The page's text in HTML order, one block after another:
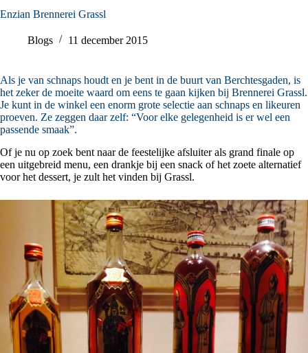
Enzian Brennerei Grassl
Blogs 11 december 2015
Als je van schnaps houdt en je bent in de buurt van Berchtesgaden, is
het zeker de moeite waard om eens te gaan kijken bij Brennerei Grassl.
Je kunt in de winkel een enorm grote selectie aan schnaps en likeuren
proeven. Ze zeggen daar zelf: “Voor elke gelegenheid is er wel een
passende smaak”.
Of je nu op zoek bent naar de feestelijke afsluiter als grand finale op
een uitgebreid menu, een drankje bij een snack of het zoete alternatief
voor het dessert, je zult het vinden bij Grassl.